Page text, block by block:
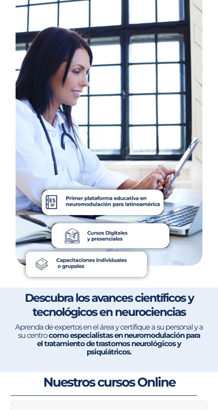
Descubra los avances científicos y
tecnológicos en neurociencias
Aprenda de expertos en el área y certifique a su personal y a
su centrocomo especialistas en neuromodulación para
el tratamiento de trastornos neurológicos y
psiquiátricos.
Nuestros cursos Online